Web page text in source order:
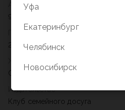
Артикул
978-5-9910-2495-2
2013
Сделай сам (детск-юнош.)
Издательство
Клуб семейного досуга
Уфа
Екатеринбург
Челябинск
Новосибирск